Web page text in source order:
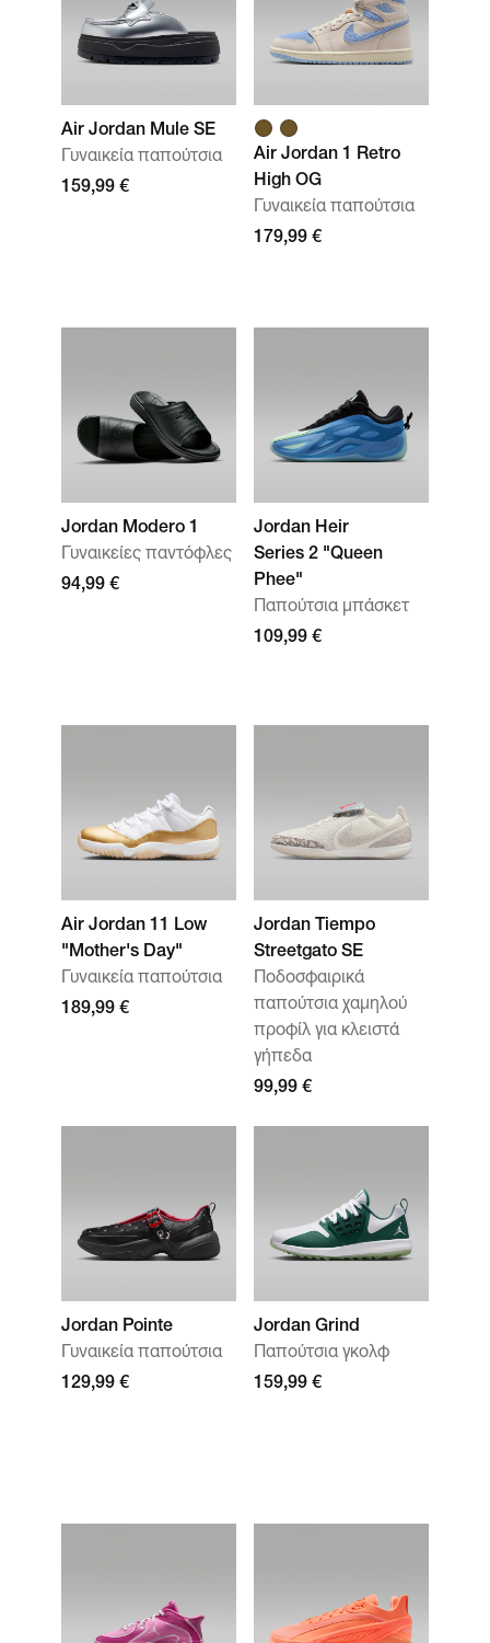
Air Jordan Mule SE
Γυναικεία παπούτσια
159,99 €
Air Jordan 1 Retro
High OG
Γυναικεία παπούτσια
179,99 €
Jordan Modero 1
Γυναικείες παντόφλες
94,99 €
Jordan Heir
Series 2 "Queen
Phee"
Παπούτσια μπάσκετ
109,99 €
Air Jordan 11 Low
"Mother's Day"
Γυναικεία παπούτσια
189,99 €
Jordan Tiempo
Streetgato SE
Ποδοσφαιρικά
παπούτσια χαμηλού
προφίλ για κλειστά
γήπεδα
99,99 €
Jordan Pointe
Γυναικεία παπούτσια
129,99 €
Jordan Grind
Παπούτσια γκολφ
159,99 €